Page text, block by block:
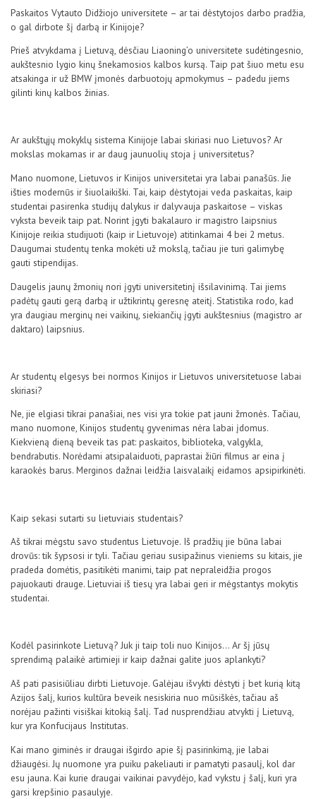
Privatumo politika
Paskaitos Vytauto Didžiojo universitete – ar tai dėstytojos darbo pradžia,
o gal dirbote šį darbą ir Kinijoje?
Prieš atvykdama į Lietuvą, dėsčiau Liaoning’o universitete sudėtingesnio,
aukštesnio lygio kinų šnekamosios kalbos kursą. Taip pat šiuo metu esu
atsakinga ir už BMW įmonės darbuotojų apmokymus – padedu jiems
gilinti kinų kalbos žinias.
Ar aukštųjų mokyklų sistema Kinijoje labai skiriasi nuo Lietuvos? Ar
mokslas mokamas ir ar daug jaunuolių stoja į universitetus?
Mano nuomone, Lietuvos ir Kinijos universitetai yra labai panašūs. Jie
išties modernūs ir šiuolaikiški. Tai, kaip dėstytojai veda paskaitas, kaip
studentai pasirenka studijų dalykus ir dalyvauja paskaitose – viskas
vyksta beveik taip pat. Norint įgyti bakalauro ir magistro laipsnius
Kinijoje reikia studijuoti (kaip ir Lietuvoje) atitinkamai 4 bei 2 metus.
Daugumai studentų tenka mokėti už mokslą, tačiau jie turi galimybę
gauti stipendijas.
Daugelis jaunų žmonių nori įgyti universitetinį išsilavinimą. Tai jiems
padėtų gauti gerą darbą ir užtikrintų geresnę ateitį. Statistika rodo, kad
yra daugiau merginų nei vaikinų, siekiančių įgyti aukštesnius (magistro ar
daktaro) laipsnius.
Ar studentų elgesys bei normos Kinijos ir Lietuvos universitetuose labai
skiriasi?
Ne, jie elgiasi tikrai panašiai, nes visi yra tokie pat jauni žmonės. Tačiau,
mano nuomone, Kinijos studentų gyvenimas nėra labai įdomus.
Kiekvieną dieną beveik tas pat: paskaitos, biblioteka, valgykla,
bendrabutis. Norėdami atsipalaiduoti, paprastai žiūri filmus ar eina į
karaokės barus. Merginos dažnai leidžia laisvalaikį eidamos apsipirkinėti.
Kaip sekasi sutarti su lietuviais studentais?
Aš tikrai mėgstu savo studentus Lietuvoje. Iš pradžių jie būna labai
drovūs: tik šypsosi ir tyli. Tačiau geriau susipažinus vieniems su kitais, jie
pradeda domėtis, pasitikėti manimi, taip pat nepraleidžia progos
pajuokauti drauge. Lietuviai iš tiesų yra labai geri ir mėgstantys mokytis
studentai.
Kodėl pasirinkote Lietuvą? Juk ji taip toli nuo Kinijos… Ar šį jūsų
sprendimą palaikė artimieji ir kaip dažnai galite juos aplankyti?
Aš pati pasisiūliau dirbti Lietuvoje. Galėjau išvykti dėstyti į bet kurią kitą
Azijos šalį, kurios kultūra beveik nesiskiria nuo mūsiškės, tačiau aš
norėjau pažinti visiškai kitokią šalį. Tad nusprendžiau atvykti į Lietuvą,
kur yra Konfucijaus Institutas.
Kai mano giminės ir draugai išgirdo apie šį pasirinkimą, jie labai
džiaugėsi. Jų nuomone yra puiku pakeliauti ir pamatyti pasaulį, kol dar
esu jauna. Kai kurie draugai vaikinai pavydėjo, kad vykstu į šalį, kuri yra
garsi krepšinio pasaulyje.